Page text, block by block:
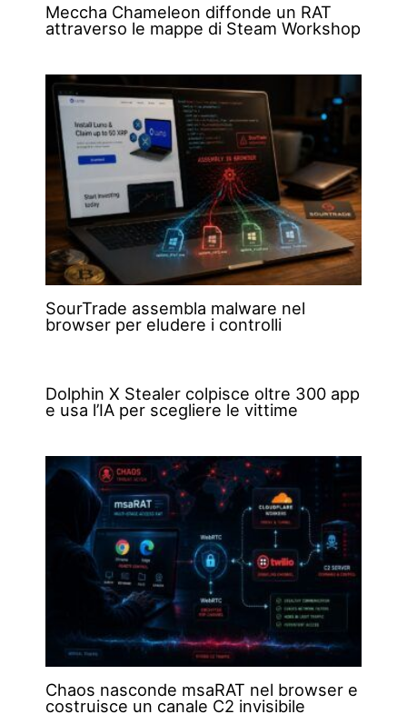
Meccha Chameleon diffonde un RAT
attraverso le mappe di Steam Workshop
SourTrade assembla malware nel
browser per eludere i controlli
Dolphin X Stealer colpisce oltre 300 app
e usa l’IA per scegliere le vittime
Chaos nasconde msaRAT nel browser e
costruisce un canale C2 invisibile